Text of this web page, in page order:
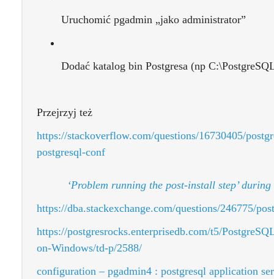
Uruchomić pgadmin „jako administrator”
Dodać katalog bin Postgresa (np
Przejrzyj też
https://stackoverflow.com/questions/16730405/
postgresql-conf
‘Problem running the post-install step’
https://dba.stackexchange.com/questions/246775/
https://postgresrocks.enterprisedb.com/t5/
on-Windows/td-p/2588/
configuration – pgadmin4 : postgresql application